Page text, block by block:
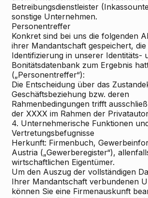
Betreibungsdienstleister
sonstige Unternehmen.
Personentreffer
Konkret sind bei uns die folgenden
ihrer Mandantschaft gespeichert, die
Identifizierung in unserer Identitäts-
Bonitätsdatenbank zum Ergebnis
(„Personentreffer“):
Die Entscheidung über das
Geschäftsbeziehung bzw. deren
Rahmenbedingungen trifft
der XXXX im Rahmen der
4. Unternehmerische Funktionen
Vertretungsbefugnisse
Herkunft: Firmenbuch,
Austria („Gewerberegister“),
wirtschaftlichen Eigentümer.
Um den Auszug der vollständigen
Ihrer Mandantschaft verbundenen
können Sie eine Firmenauskunft